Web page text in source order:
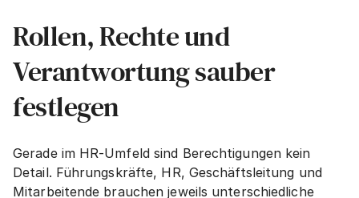
Rollen, Rechte und
Verantwortung sauber
festlegen
Gerade im HR-Umfeld sind Berechtigungen kein
Detail. Führungskräfte, HR, Geschäftsleitung und
Mitarbeitende brauchen jeweils unterschiedliche